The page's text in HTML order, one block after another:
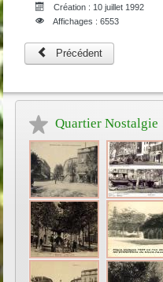
Création : 10 juillet 1992
Affichages : 6553
Précédent
Quartier Nostalgie